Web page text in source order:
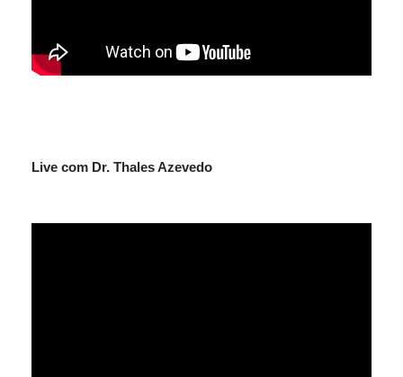
Live com Dr. Thales Azevedo